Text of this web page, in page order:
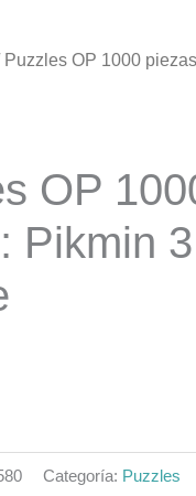
Puzzles OP 1000
OP
Pikmin 3
Categoría: Puzzles